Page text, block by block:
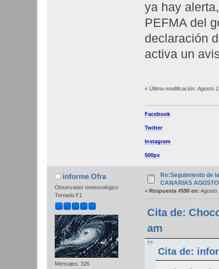
ya hay
PEFMA del
declaración
activa un
« Última modificación: Agosto
Facebook
Twitter
Instagram
500px
informe Ofra
Observador meteorológico
Tornado F1
Mensajes: 326
Re:Seguimiento de
CANARIAS
« Respuesta #590 en: Agosto
Cita de:
am
Cita de: